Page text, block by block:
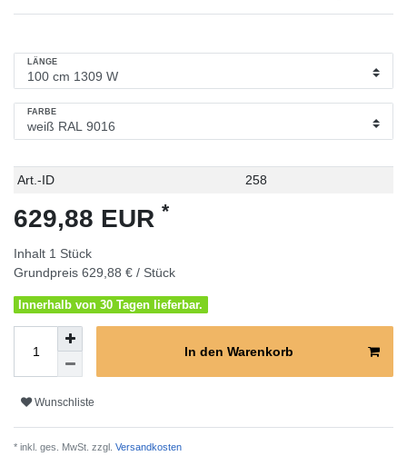
LÄNGE
FARBE
Technisches
Wert
Art.-ID 258
629,88 EUR *
Inhalt 1 Stück
Grundpreis 629,88 € / Stück
Innerhalb von 30 Tagen lieferbar.
In den Warenkorb
Wunschliste
* inkl. ges. MwSt. zzgl. Versandkosten